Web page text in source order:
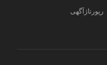
رپورتاژآگهی